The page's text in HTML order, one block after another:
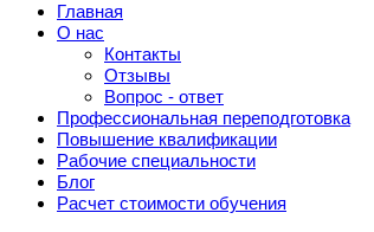
Главная
О нас
Контакты
Отзывы
Вопрос - ответ
Профессиональная переподготовка
Повышение квалификации
Рабочие специальности
Блог
Расчет стоимости обучения